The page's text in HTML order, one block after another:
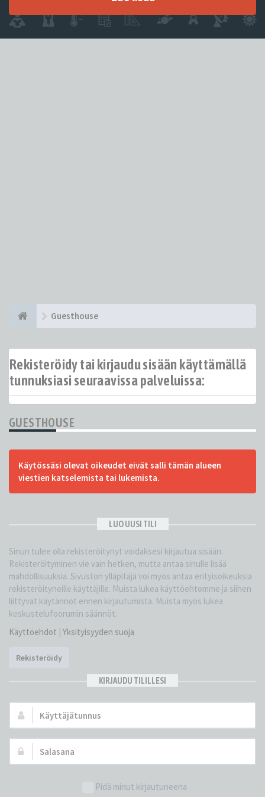
Guesthouse
Rekisteröidy tai kirjaudu sisään käyttämällä
tunnuksiasi seuraavissa palveluissa:
GUESTHOUSE
Käytössäsi olevat oikeudet eivät salli tämän alueen
viestien katselemista tai lukemista.
LUO UUSI TILI
Sinun tulee olla rekisteröitynyt voidaksesi kirjautua sisään.
Rekisteröityminen vie vain hetken, mutta antaa sinulle lisää
mahdollisuuksia. Sivuston ylläpitäjä voi myös antaa erityisoikeuksia
rekisteröityneille käyttäjille. Muista lukea käyttöehtomme ja siihen
liittyvät käytännöt ennen kirjautumista. Muista myös lukea
keskustelufoorumin säännöt.
Käyttöehdot | Yksityisyyden suoja
Rekisteröidy
KIRJAUDU TILILLESI
Käyttäjätunnus:
Salasana:
Pidä minut kirjautuneena